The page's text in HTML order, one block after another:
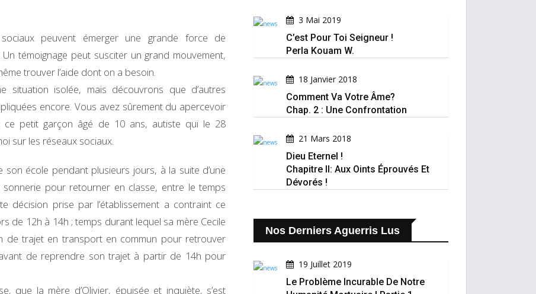
peuvent émerger une grande force de
témoignage peut susciter un grand mouvement,
trouver l’aide dont on a besoin.
situation isolée, mais découvrons que d’autres
encore. Vous avez sûrement du apercevoir
petit garçon âgé de 10 ans, autiste qui le 28
sur les réseaux sociaux.
école pendant plusieurs jours, à la suite d’une
pour retourner en classe, entre le temps
décision prise par l’établissement a contraint ce
de 12h à 14h ; temps durant lequel sa mère Cecile
de trajet en transport en commun pour retrouver
de reprendre son trajet à partir de 14h pour
que la mère d’Olivier, épuisée et inquiète, s’est
3 Mai 2019
C’est Pour Toi Seigneur !
Perla Kouam W.
18 Janvier 2018
Comment Va Votre Âme?
Chap. 2 : Une Confrontation
21 Mars 2018
Dieu Eternel !
Chapitre II: Aux Oints Éprouvés Et
Dévorés !
Nos Derniers Aguerris Lus
19 Juillet 2019
Le Problème Incurable De Notre